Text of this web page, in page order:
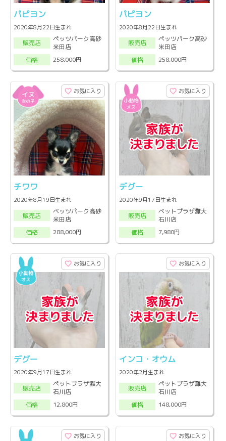
パピヨン
2020年8月22日生まれ
販売店
ペッツパーク高砂
米田店
価格
258,000円
パピヨン
2020年8月22日生まれ
販売店
ペッツパーク高砂
米田店
価格
258,000円
お気に入り
チワワ
2020年8月19日生まれ
販売店
ペッツパーク高砂
米田店
価格
288,000円
お気に入り
デグー
2020年9月17日生まれ
販売店
ペットプラザ灘大
石川店
価格
7,980円
お気に入り
デグー
2020年9月17日生まれ
販売店
ペットプラザ灘大
石川店
価格
12,800円
お気に入り
インコ・オウム
2020年2月生まれ
販売店
ペットプラザ灘大
石川店
価格
148,000円
お気に入り お気に入り